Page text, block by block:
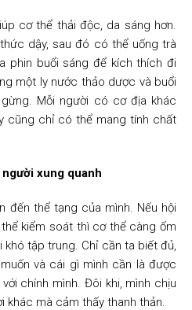
cơ thể thải độc, da sáng hơn.
dậy, sau đó có thể uống trà
phin buổi sáng để kích thích đi
một ly nước thảo dược và buổi
Mỗi người có cơ địa khác
cũng chỉ có thể mang tính chất
xung quanh
đến thể tạng của mình. Nếu hội
kiểm soát thì cơ thể càng ốm
khó tập trung. Chỉ cần ta biết đủ,
và cái gì mình cần là được
chính mình. Đôi khi, mình chịu
mà cảm thấy thanh thản.